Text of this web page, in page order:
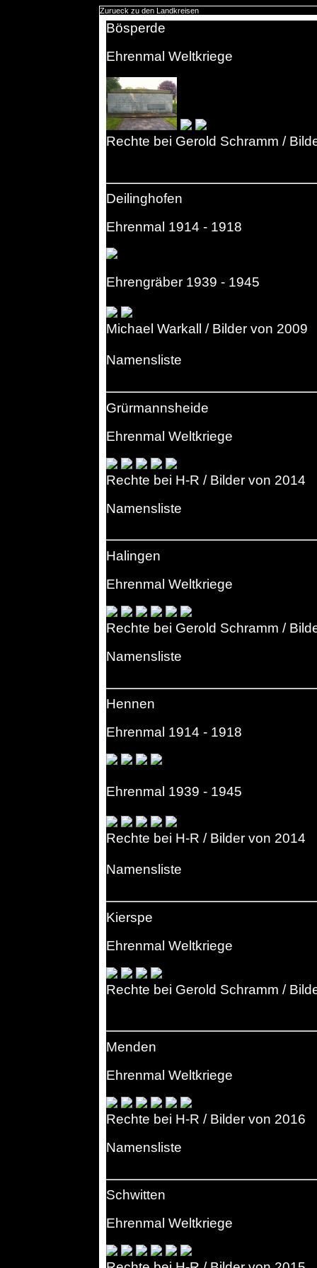
Zurueck zu den Landkreisen
Bösperde
Ehrenmal Weltkriege
Rechte bei Gerold Schramm /
Deilinghofen
Ehrenmal 1914 - 1918
Ehrengräber 1939 - 1945
Michael Warkall / Bilder von 2009
Namensliste
Grürmannsheide
Ehrenmal Weltkriege
Rechte bei H-R / Bilder von 2014
Namensliste
Halingen
Ehrenmal Weltkriege
Rechte bei Gerold Schramm /
Namensliste
Hennen
Ehrenmal 1914 - 1918
Ehrenmal 1939 - 1945
Rechte bei H-R / Bilder von 2014
Namensliste
Kierspe
Ehrenmal Weltkriege
Rechte bei Gerold Schramm /
Menden
Ehrenmal Weltkriege
Rechte bei H-R / Bilder von 2016
Namensliste
Schwitten
Ehrenmal Weltkriege